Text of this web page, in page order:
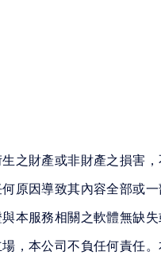
之財產或非財產之損害，
原因導致其內容全部或一
本服務相關之軟體無缺失
，本公司不負任何責任